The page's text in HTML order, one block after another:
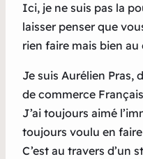
Ici, je ne suis pas la
laisser penser que
rien faire mais bien au
Je suis Aurélien Pras,
de commerce
J’ai toujours aimé
toujours voulu en
C’est au travers d’un